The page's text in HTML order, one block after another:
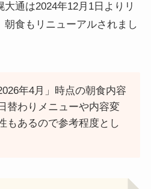
通は2024年12月1日よりリ
朝食もリニューアルされまし
年4月 」時点の朝食内容
替わりメニューや内容変
もあるので参考程度とし